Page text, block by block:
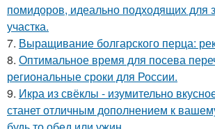
помидоров, идеально подходящих для
участка.
7. Выращивание болгарского перца:
8. Оптимальное время для посева
региональные сроки для России.
9. Икра из свёклы - изумительно
станет отличным дополнением к